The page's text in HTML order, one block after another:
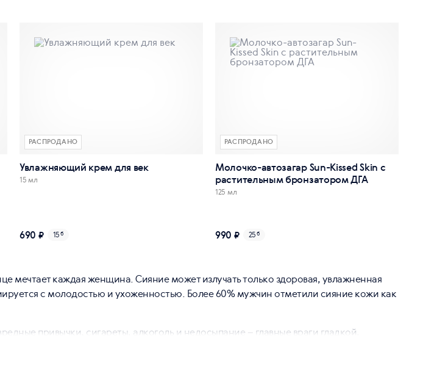
РАСПРОДАНО
Увлажняющий крем для век
15 мл
690 ₽ 15б
РАСПРОДАНО
Молочко-автозагар Sun-Kissed Skin с
растительным бронзатором ДГА
125 мл
990 ₽ 25б
мечтает каждая женщина. Сияние может излучать только здоровая, увлажненная
с молодостью и ухоженностью. Более 60% мужчин отметили сияние кожи как
привычки, сигареты, алкоголь и недосыпание – главные враги гладкой,
не только на фигуре, но и на коже. Некоторые хронические заболевания